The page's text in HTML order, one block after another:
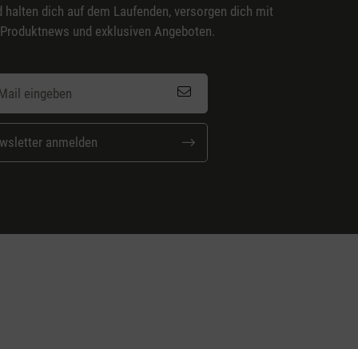
halten dich auf dem Laufenden, versorgen dich mit
und exklusiven Angeboten.
anmelden